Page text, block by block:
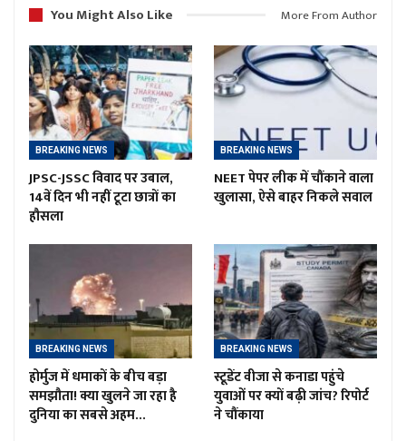
You Might Also Like
More From Author
BREAKING NEWS
JPSC-JSSC विवाद पर उबाल,
14वें दिन भी नहीं टूटा छात्रों का
हौसला
BREAKING NEWS
NEET पेपर लीक में चौंकाने वाला
खुलासा, ऐसे बाहर निकले सवाल
BREAKING NEWS
होर्मुज में धमाकों के बीच बड़ा
समझौता! क्या खुलने जा रहा है
दुनिया का सबसे अहम…
BREAKING NEWS
स्टूडेंट वीजा से कनाडा पहुंचे
युवाओं पर क्यों बढ़ी जांच? रिपोर्ट
ने चौंकाया